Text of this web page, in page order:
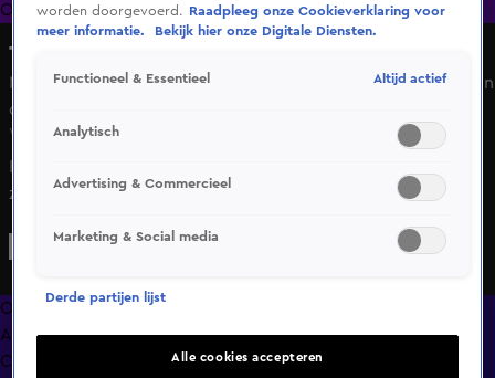
OranjezomerLivestreamsShop
The Moneymakers
Mara Linde en Melissa geven zich bloot: 'Het houdt ons van
de straat'
Vr 8 mei, 14:32
zien waarin ze allebei bloot staan.
Overzicht
Afleveringen
Clips
worden doorgevoerd.
Raadpleeg onze Cookieverklaring voor
meer informatie.
Bekijk hier onze Digitale Diensten.
Functioneel & Essentieel Altijd actief
Analytisch
Advertising & Commercieel
Marketing & Social media
Derde partijen lijst
Alle cookies accepteren